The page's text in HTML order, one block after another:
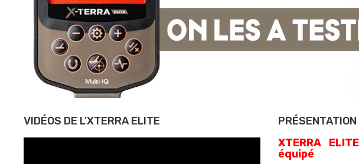
VIDÉOS DE L'XTERRA ELITE
XTERRA
équipé